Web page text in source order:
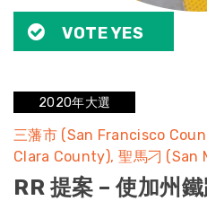
VOTE YES
2020年大選
三藩市 (San Francisco
Clara County) 聖馬刁 (San
RR 提案 – 使加州